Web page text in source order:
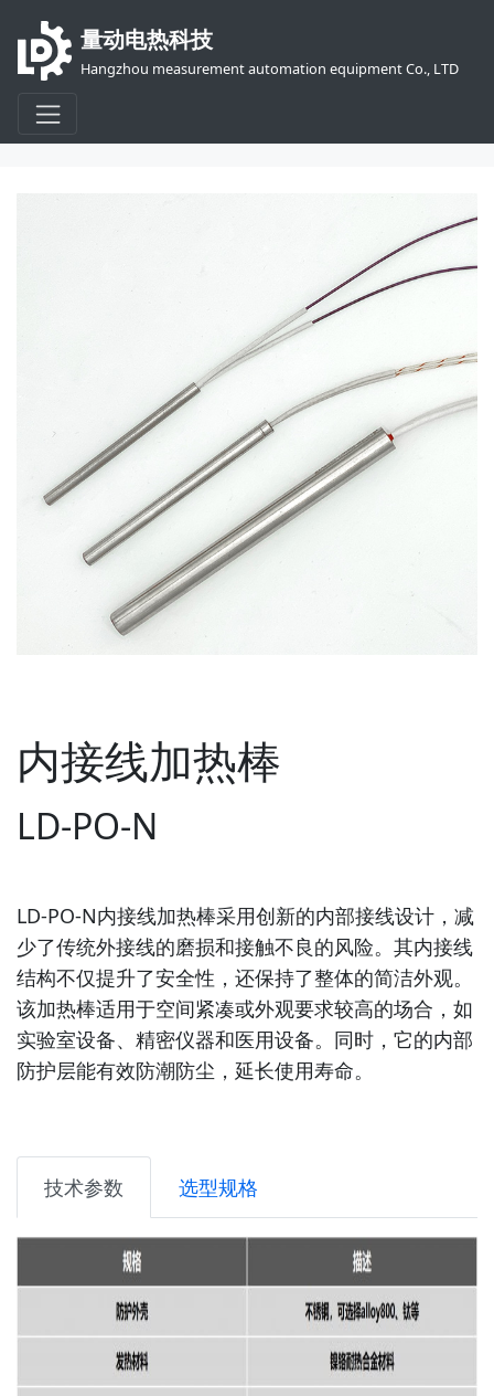
量动电热科技
Hangzhou measurement automation equipment Co., LTD
内接线加热棒
LD-PO-N
LD-PO-N内接线加热棒采用创新的内部接线设计，减
少了传统外接线的磨损和接触不良的风险。其内接线
结构不仅提升了安全性，还保持了整体的简洁外观。
该加热棒适用于空间紧凑或外观要求较高的场合，如
实验室设备、精密仪器和医用设备。同时，它的内部
防护层能有效防潮防尘，延长使用寿命。
技术参数 选型规格